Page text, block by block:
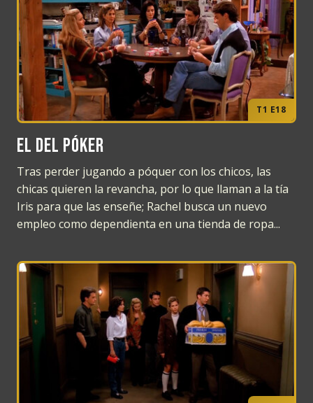
T1 E18
El del póker
Tras perder jugando a póquer con los chicos, las
chicas quieren la revancha, por lo que llaman a la tía
Iris para que las enseñe; Rachel busca un nuevo
empleo como dependienta en una tienda de ropa...